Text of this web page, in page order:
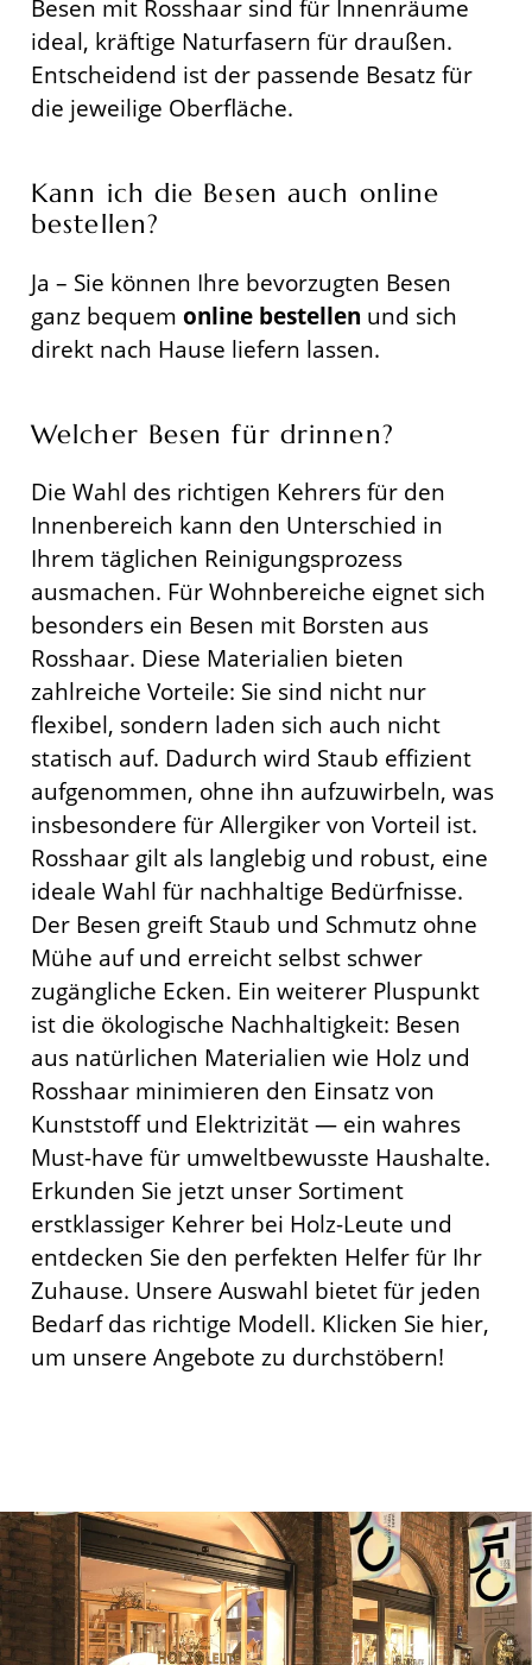
Besen mit Rosshaar sind für Innenräume
ideal, kräftige Naturfasern für draußen.
Entscheidend ist der passende Besatz für
die jeweilige Oberfläche.
Kann ich die Besen auch online
bestellen?
Ja – Sie können Ihre bevorzugten Besen
ganz bequem online bestellen und sich
direkt nach Hause liefern lassen.
Welcher Besen für drinnen?
Die Wahl des richtigen Kehrers für den
Innenbereich kann den Unterschied in
Ihrem täglichen Reinigungsprozess
ausmachen. Für Wohnbereiche eignet sich
besonders ein Besen mit Borsten aus
Rosshaar. Diese Materialien bieten
zahlreiche Vorteile: Sie sind nicht nur
flexibel, sondern laden sich auch nicht
statisch auf. Dadurch wird Staub effizient
aufgenommen, ohne ihn aufzuwirbeln, was
insbesondere für Allergiker von Vorteil ist.
Rosshaar gilt als langlebig und robust, eine
ideale Wahl für nachhaltige Bedürfnisse.
Der Besen greift Staub und Schmutz ohne
Mühe auf und erreicht selbst schwer
zugängliche Ecken. Ein weiterer Pluspunkt
ist die ökologische Nachhaltigkeit: Besen
aus natürlichen Materialien wie Holz und
Rosshaar minimieren den Einsatz von
Kunststoff und Elektrizität — ein wahres
Must-have für umweltbewusste Haushalte.
Erkunden Sie jetzt unser Sortiment
erstklassiger Kehrer bei Holz-Leute und
entdecken Sie den perfekten Helfer für Ihr
Zuhause. Unsere Auswahl bietet für jeden
Bedarf das richtige Modell. Klicken Sie hier,
um unsere Angebote zu durchstöbern!